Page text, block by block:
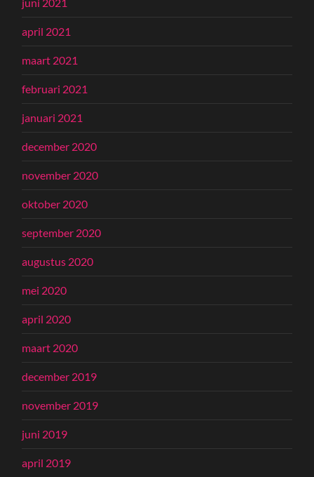
april 2021
maart 2021
februari 2021
januari 2021
december 2020
november 2020
oktober 2020
september 2020
augustus 2020
mei 2020
april 2020
maart 2020
december 2019
november 2019
juni 2019
april 2019